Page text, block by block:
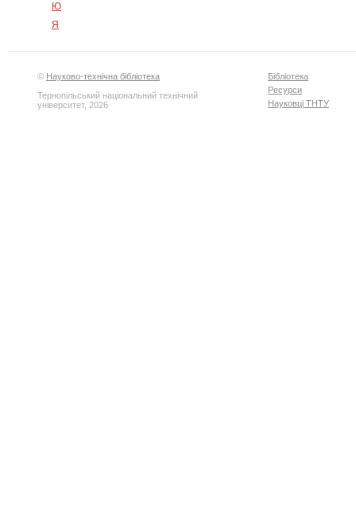
Ю
Я
© Науково-технічна бібліотека
Тернопільський національний технічний
університет, 2026
Бібліотека
Ресурси
Науковці ТНТУ